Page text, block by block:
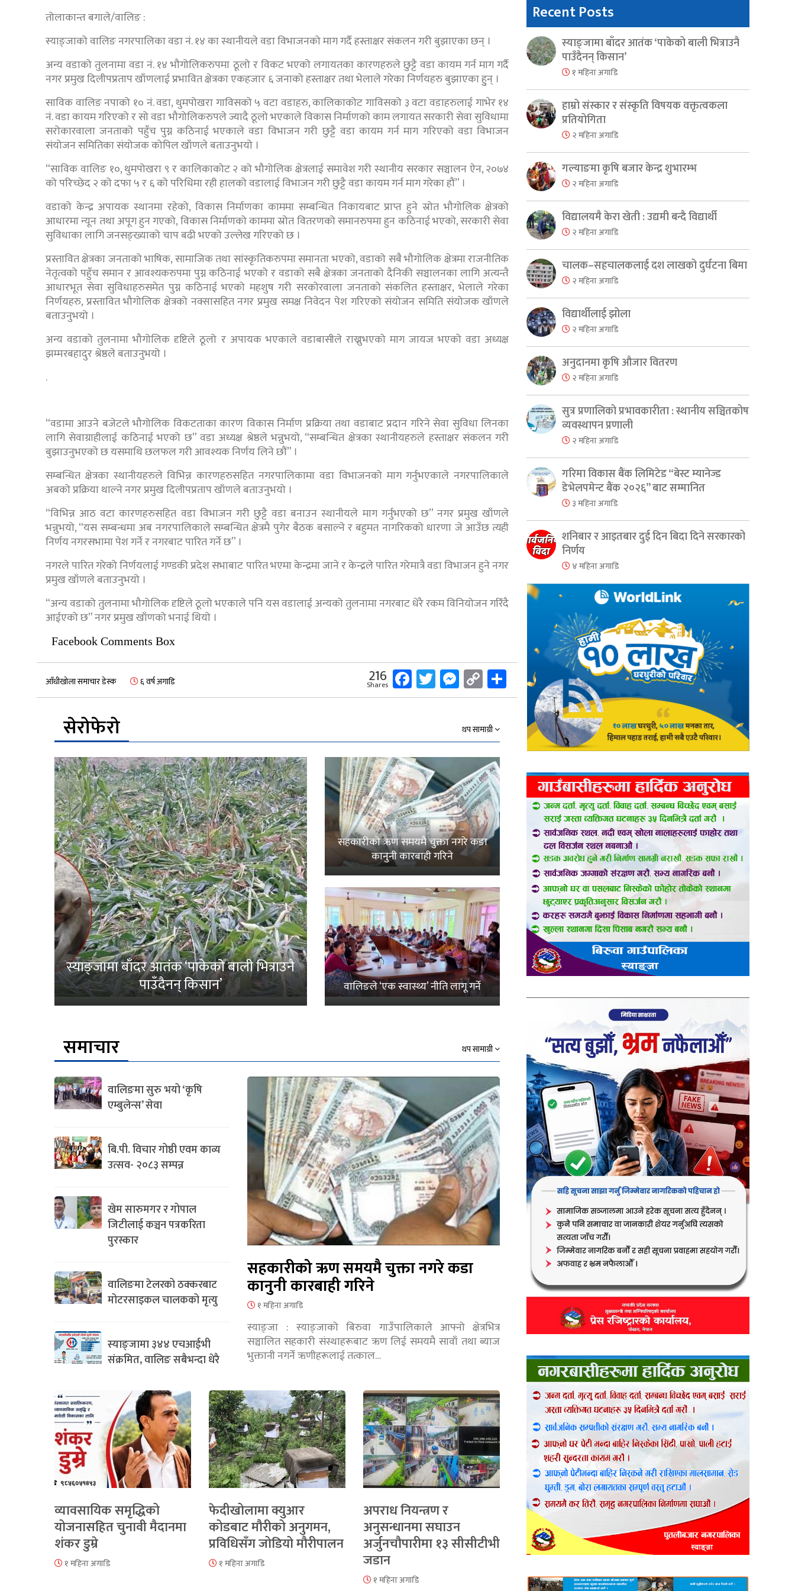
तोलाकान्त बगाले/वालिङ :
स्याङ्जाको वालिङ नगरपालिका वडा नं. १४ का स्थानीयले वडा विभाजनको माग गर्दै हस्ताक्षर संकलन गरी बुझाएका छन् ।
अन्य वडाको तुलनामा वडा नं. १४ भौगोलिकरुपमा ठूलो र विकट भएको लगायतका कारणहरुले छुट्टै वडा कायम गर्न माग गर्दै
नगर प्रमुख दिलीपप्रताप खाँणलाई प्रभावित क्षेत्रका एकहजार ६ जनाको हस्ताक्षर तथा भेलाले गरेका निर्णयहरु बुझाएका हुुन् ।
साविक वालिङ नपाको १० नं. वडा, थुमपोखरा गाविसको ५ वटा वडाहरु, कालिकाकोट गाविसको ३ वटा वडाहरुलाई गाभेर १४
नं. वडा कायम गरिएको र सो वडा भौगोलिकरुपले ज्यादै ठूलो भएकाले विकास निर्माणको काम लगायत सरकारी सेवा सुविधामा
सरोकारवाला जनताको पहुँच पुग्न कठिनाई भएकाले वडा विभाजन गरी छुट्टै वडा कायम गर्न माग गरिएको वडा विभाजन
संयोजन समितिका संयोजक कोपिल खाँणले बताउनुभयो ।
“साविक वालिङ १०, थुमपोखरा ९ र कालिकाकोट २ को भौगोलिक क्षेत्रलाई समावेश गरी स्थानीय सरकार सञ्चालन ऐन, २०७४
को परिच्छेद २ को दफा ५ र ६ को परिधिमा रही हालको वडालाई विभाजन गरी छुट्टै वडा कायम गर्न माग गरेका हौं” ।
वडाको केन्द्र अपायक स्थानमा रहेको, विकास निर्माणका काममा सम्बन्धित निकायबाट प्राप्त हुने स्रोत भौगोलिक क्षेत्रको
आधारमा न्यून तथा अपूग हुन गएको, विकास निर्माणको काममा स्रोत वितरणको समानरुपमा हुन कठिनाई भएको, सरकारी सेवा
सुविधाका लागि जनसङ्ख्याको चाप बढी भएको उल्लेख गरिएको छ ।
प्रस्तावित क्षेत्रका जनताको भाषिक, सामाजिक तथा सांस्कृतिकरुपमा समानता भएको, वडाको सबै भौगोलिक क्षेत्रमा राजनीतिक
नेतृत्वको पहुँच समान र आवश्यकरुपमा पुग्न कठिनाई भएको र वडाको सबै क्षेत्रका जनताको दैनिकी सञ्चालनका लागि अत्यन्तै
आधारभूत सेवा सुविधाहरुसमेत पुग्न कठिनाई भएको महशुष गरी सरकोरवाला जनताको संकलित हस्ताक्षर, भेलाले गरेका
निर्णयहरु, प्रस्तावित भौगोलिक क्षेत्रको नक्सासहित नगर प्रमुख समक्ष निवेदन पेश गरिएको संयोजन समिति संयोजक खाँणले
बताउनुभयो ।
अन्य वडाको तुलनामा भौगोलिक दृष्टिले ठूलो र अपायक भएकाले वडाबासीले राख्नुभएको माग जायज भएको वडा अध्यक्ष
झम्मरबहादुर श्रेष्ठले बताउनुभयो ।
.
“वडामा आउने बजेटले भौगोलिक विकटताका कारण विकास निर्माण प्रक्रिया तथा वडाबाट प्रदान गरिने सेवा सुविधा लिनका
लागि सेवाग्राहीलाई कठिनाई भएको छ” वडा अध्यक्ष श्रेष्ठले भन्नुभयो, “सम्बन्धित क्षेत्रका स्थानीयहरुले हस्ताक्षर संकलन गरी
बुझाउनुभएको छ यसमाथि छलफल गरी आवश्यक निर्णय लिने छौं” ।
सम्बन्धित क्षेत्रका स्थानीयहरुले विभिन्न कारणहरुसहित नगरपालिकामा वडा विभाजनको माग गर्नुभएकाले नगरपालिकाले
अबको प्रक्रिया थाल्ने नगर प्रमुख दिलीपप्रताप खाँणले बताउनुभयो ।
“विभिन्न आठ वटा कारणहरुसहित वडा विभाजन गरी छुट्टै वडा बनाउन स्थानीयले माग गर्नुभएको छ” नगर प्रमुख खाँणले
भन्नुभयो, “यस सम्बन्धमा अब नगरपालिकाले सम्बन्धित क्षेत्रमै पुगेर बैठक बसाल्ने र बहुमत नागरिकको धारणा जे आउँछ त्यही
निर्णय नगरसभामा पेश गर्ने र नगरबाट पारित गर्ने छ” ।
नगरले पारित गरेको निर्णयलाई गण्डकी प्रदेश सभाबाट पारित भएमा केन्द्रमा जाने र केन्द्रले पारित गरेमात्रै वडा विभाजन हुने नगर
प्रमुख खाँणले बताउनुभयो ।
“अन्य वडाको तुलनामा भौगोलिक दृष्टिले ठूलो भएकाले पनि यस वडालाई अन्यको तुलनामा नगरबाट धेरै रकम विनियोजन गरिँदै
आईएको छ” नगर प्रमुख खाँणको भनाई थियो ।
Facebook Comments Box
आँधीखोला समाचार डेस्क ६ वर्ष अगाडि 216
Shares Facebook
Twitter
Messenger
Copy
Link
Share
सेरोफेरो
थप सामाग्री
स्याङ्जामा बाँदर आतंक ‘पाकेको बाली भित्राउनै
पाउँदैनन् किसान’
सहकारीको ऋण समयमै चुक्ता नगरे कडा
कानुनी कारबाही गरिने
वालिङले ‘एक स्वास्थ्य’ नीति लागू गर्ने
समाचार थप सामाग्री
वालिङमा सुरु भयो ‘कृषि
एम्बुलेन्स’ सेवा
बि.पी. विचार गोष्ठी एवम काव्य
उत्सव- २०८३ सम्पन्न
खेम सारुमगर र गोपाल
जिटीलाई कञ्चन पत्रकरिता
पुरस्कार
वालिङमा टेलरको ठक्करबाट
मोटरसाइकल चालकको मृत्यु
स्याङ्जामा ३४४ एचआईभी
संक्रमित, वालिङ सबैभन्दा धेरै
सहकारीको ऋण समयमै चुक्ता नगरे कडा
कानुनी कारबाही गरिने
१ महिना अगाडि
स्याङ्जा : स्याङ्जाको बिरुवा गाउँपालिकाले आफ्नो क्षेत्रभित्र
सञ्चालित सहकारी संस्थाहरूबाट ऋण लिई समयमै सावाँ तथा ब्याज
भुक्तानी नगर्ने ऋणीहरूलाई तत्काल…
व्यावसायिक समृद्धिको
योजनासहित चुनावी मैदानमा
शंकर डुम्रे
१ महिना अगाडि
फेदीखोलामा क्युआर
कोडबाट मौरीको अनुगमन,
प्रविधिसँग जोडियो मौरीपालन
१ महिना अगाडि
अपराध नियन्त्रण र
अनुसन्धानमा सघाउन
अर्जुनचौपारीमा १३ सीसीटीभी
जडान
१ महिना अगाडि
Recent Posts
स्याङ्जामा बाँदर आतंक ‘पाकेको बाली भित्राउनै
पाउँदैनन् किसान’
१ महिना अगाडि
हाम्रो संस्कार र संस्कृति विषयक वक्तृत्वकला
प्रतियोगिता
२ महिना अगाडि
गल्याङमा कृषि बजार केन्द्र शुभारम्भ
२ महिना अगाडि
विद्यालयमै केरा खेती : उद्यमी बन्दै विद्यार्थी
२ महिना अगाडि
चालक–सहचालकलाई दश लाखको दुर्घटना बिमा
२ महिना अगाडि
विद्यार्थीलाई झोला
२ महिना अगाडि
अनुदानमा कृषि औजार वितरण
२ महिना अगाडि
सुत्र प्रणालिको प्रभावकारीता : स्थानीय सञ्चितकोष
व्यवस्थापन प्रणाली
२ महिना अगाडि
गरिमा विकास बैंक लिमिटेड “बेस्ट म्यानेज्ड
डेभेलपमेन्ट बैंक २०२६” बाट सम्मानित
३ महिना अगाडि
शनिबार र आइतबार दुई दिन बिदा दिने सरकारको
निर्णय
४ महिना अगाडि